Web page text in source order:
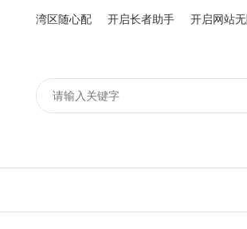
湾区随心配 开启长者助手 开启网站